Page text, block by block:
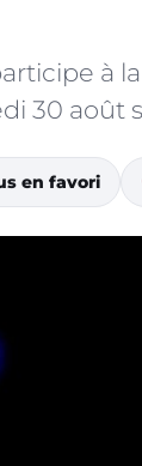
à
30 août
en favori